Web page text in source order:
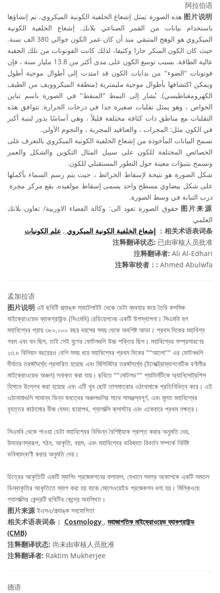
阿拉伯语
图片说明 هذه الصورة تمثل إشعاع الخلفية الكونية الميكروي، تم إنشاؤها
باستخدام بيانات من القمر الصناعي بلانك. إشعاع الخلفية الكونية
الميكروي هو الوهج المتبقي منذ أن كان عمر الكون حوالي 380 الف سنة.
حيث كان الكون المبكر حارا وكثيفا، لذلك كانت الفوتونات من تلك الحقبة
عالية الطاقة. بسبب توسع الكون على مدى أكثر من 13.8 مليار سنة ، فإن
فوتونات "الضوء" من بدايات الكون قد امتدت إلى أطوال موجية أطول
ويمكن اكتشافها بأطوال موجية مليمترية (منطقة الميكروويف من الطيف
الكهرومغناطيسي). يُشار إلى النمط "المنقط" في الصورة باسم تباين
الخواص ، وهو يمثل تقلبات صغيرة جدا في درجات الحرارة. تتوافق هذه
التقلبات مع مناطق ذات كثافة مختلفة قليلاً ، وهي أساسًا بذور لبنية أكبر
في الكون مثل: المجرات ، والعناقيد المجرية ، والنجوم الأولى.
تسمح البيانات المأخوذة من إشعاع الخلفية الكونية الميكروي بالتعرف على
الخصائص المختلفة للكون على سبيل المثال التكوين والشكل والعمر
وتسمح بتنبؤات معينة حول التطور المستقبلي للكون.
شكل الصورة هو نتيجة لإسقاط الخرائط ، حيث يتم رسم السماء بأكملها
على شكل بيضاوي مسطح واحد يسمى إسقاط مولفيده. يقع مركز مجرة ​​
درب التبانة في وسط الصورة.
图片来源 حقوق الصورة تعود الى: وكالة الفضاء الاوربية/ تعاون بلانك
العلمي
相关术语表词条：
إشعاع الخلفية الكونية الميكروي , علم الكونيات
注释翻译状态: 已由审核人员批准
注释翻译者: Ali Al-Edhari
注释审校者：: Ahmed Abulwfa
孟加拉语
图片说明 এই ছবিটি প্ল্যাঙ্ক স্যাটেলাইট থেকে ডেটা ব্যবহার করে তৈরি কসমিক
মাইক্রোওয়েভ ব্যাকগ্রাউন্ড (সিএমবি) রেডিয়েশনের একটি উপস্থাপনা। সিএমবি হল
মহাবিশ্বের প্রায় ৩৮০,০০০ বছর বয়সের সময় থেকে অবশিষ্ট আভা। প্রথম দিকের মহাবিশ্ব
গরম এবং ঘন ছিল, তাই সেই যুগের ফোটনগুলি উচ্চ শক্তির ছিল। মহাবিশ্বের সম্প্রসারণের
১৩.৮ বিলিয়ন বছরেরও বেশি সময় ধরে মহাবিশ্বের প্রথম দিকের ""আলো"" এর ফোটনগুলি
দীর্ঘতর তরঙ্গদৈর্ঘ্যে প্রসারিত হয়েছে এবং মিলিমিটার তরঙ্গদৈর্ঘ্যে (ইলেক্ট্রোম্যাগনেটিক বর্ণালীর
মাইক্রোওয়েভ অঞ্চল) সনাক্ত করা যায়। ছবিতে ""মোটলড"" প্যাটার্নটিকে অ্যানিসোট্রপিস
হিসাবে উল্লেখ করা হয়েছে এবং এটি খুব ছোট তাপমাত্রার ওঠানামাকে প্রতিনিধিত্ব করে। এই
ওঠানামাগুলি সামান্য ভিন্ন ঘনত্বের অঞ্চলগুলির সাথে সামঞ্জস্যপূর্ণ, এবং মূলত মহাবিশ্বের
বৃহত্তর কাঠামোর বীজ যেমন: ছায়াপথ, গ্যালাক্সি ক্লাস্টার এবং একেবারে প্রথম নক্ষত্র।
সিএমবি থেকে পাওয়া ডেটা মহাবিশ্বের বিভিন্ন বৈশিষ্ট্যকে প্রাপ্ত করার অনুমতি দেয়,
উদাহরণস্বরূপ, গঠন, আকৃতি, বয়স, এবং মহাবিশ্বের ভবিষ্যত বিবর্তন সম্পর্কে নির্দিষ্ট
ভবিষ্যদ্বাণী করার অনুমতি দেয়।
চিত্রের আকৃতিটি একটি ম্যাপিং প্রজেকশনের ফলাফল, যেখানে সমগ্র আকাশকে একটি সমতল
ডিম্বাকৃতির আকৃতিতে ম্যাপ করা হয় যাকে মোলেওয়েইড প্রজেকশন বলা হয়। মিল্কিওয়ে
গ্যালাক্সির কেন্দ্রটি ছবিটির কেন্দ্রে অবস্থিত।
图片来源ইএসএ/প্ল্যাঙ্ক সহযোগিতা
相关术语表词条： Cosmology , মহাজাগতিক মাইক্রোওয়েভ ব্যাকগ্রাউন্ড
(CMB)
注释翻译状态: 尚未由审核人员批准
注释翻译者: Raktim Mukherjee
德语